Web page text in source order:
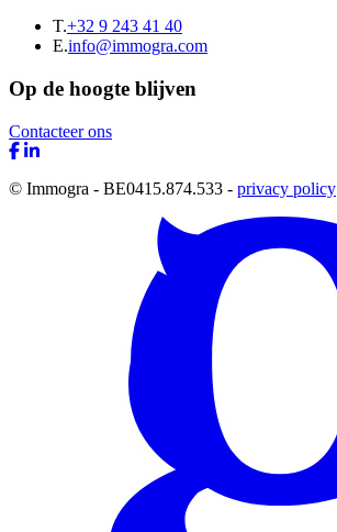
T.+32 9 243 41 40
E.info@immogra.com
Op de hoogte blijven
Contacteer ons
© Immogra - BE0415.874.533 - privacy policy